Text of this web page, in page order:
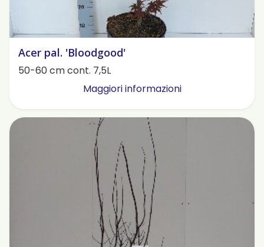
Acer pal. 'Bloodgood'
50-60 cm cont. 7,5L
Maggiori informazioni